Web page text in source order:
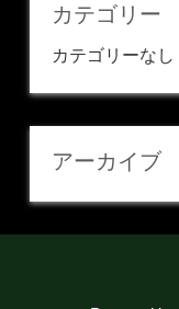
カテゴリー
カテゴリーなし
アーカイブ